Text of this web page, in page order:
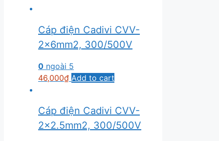
Cáp điện Cadivi CVV-
2×6mm2, 300/500V
0 ngoài 5
46,000₫ Add to cart
Cáp điện Cadivi CVV-
2×2.5mm2, 300/500V